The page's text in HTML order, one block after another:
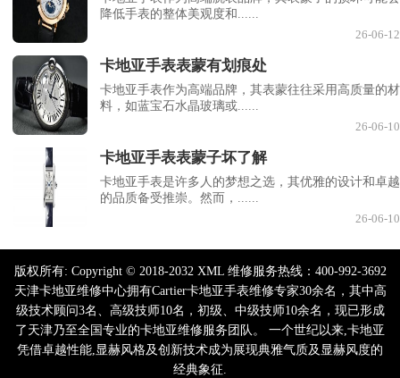
降低手表的整体美观度和......
26-06-12
卡地亚手表表蒙有划痕处
卡地亚手表作为高端品牌，其表蒙往往采用高质量的材
料，如蓝宝石水晶玻璃或......
26-06-10
卡地亚手表表蒙子坏了解
卡地亚手表是许多人的梦想之选，其优雅的设计和卓越
的品质备受推崇。然而，......
26-06-10
版权所有: Copyright © 2018-2032 XML 维修服务热线：400-992-3692
天津卡地亚维修中心拥有Cartier卡地亚手表维修专家30余名，其中高
级技术顾问3名、高级技师10名，初级、中级技师10余名，现已形成
了天津乃至全国专业的卡地亚维修服务团队。 一个世纪以来,卡地亚
凭借卓越性能,显赫风格及创新技术成为展现典雅气质及显赫风度的
经典象征.